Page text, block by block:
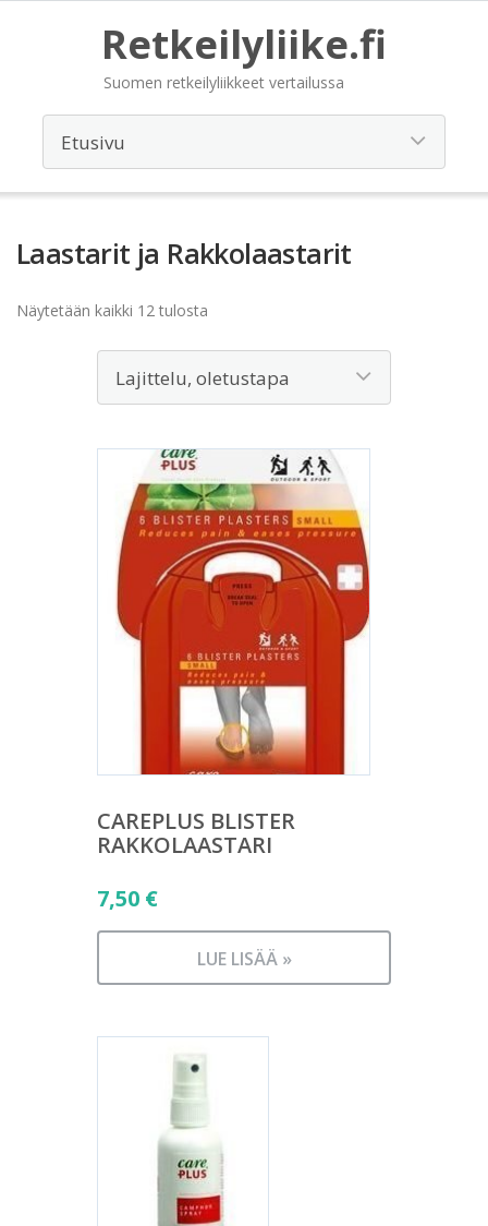
Retkeilyliike.fi
Suomen retkeilyliikkeet vertailussa
Laastarit ja Rakkolaastarit
Näytetään kaikki 12 tulosta
CAREPLUS BLISTER
RAKKOLAASTARI
7,50 €
LUE LISÄÄ »